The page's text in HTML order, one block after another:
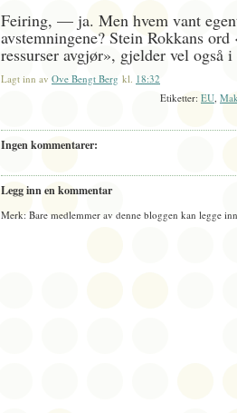
Feiring, — ja. Men hvem vant
avstemningene? Stein Rokkans
ressurser avgjør», gjelder vel også i
Lagt inn av Ove Bengt Berg kl. 18:32
Etiketter: EU,
Ingen kommentarer:
Legg inn en kommentar
Merk: Bare medlemmer av denne bloggen kan legge